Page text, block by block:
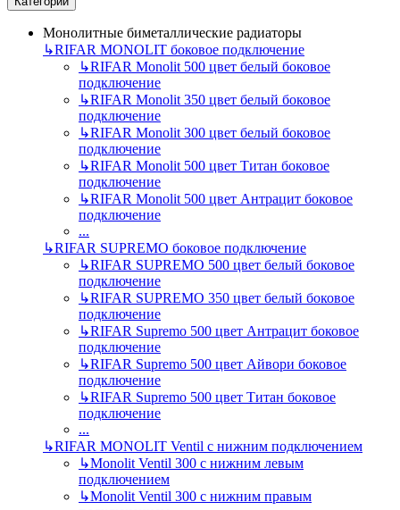
Монолитные биметаллические радиаторы
↳RIFAR MONOLIT боковое подключение
↳RIFAR Monolit 500 цвет белый боковое
подключение
↳RIFAR Monolit 350 цвет белый боковое
подключение
↳RIFAR Monolit 300 цвет белый боковое
подключение
↳RIFAR Monolit 500 цвет Титан боковое
подключение
↳RIFAR Monolit 500 цвет Антрацит боковое
подключение
...
↳RIFAR SUPREMO боковое подключение
↳RIFAR SUPREMO 500 цвет белый боковое
подключение
↳RIFAR SUPREMO 350 цвет белый боковое
подключение
↳RIFAR Supremo 500 цвет Антрацит боковое
подключение
↳RIFAR Supremo 500 цвет Айвори боковое
подключение
↳RIFAR Supremo 500 цвет Титан боковое
подключение
...
↳RIFAR MONOLIT Ventil с нижним подключением
↳Monolit Ventil 300 с нижним левым
подключением
↳Monolit Ventil 300 с нижним правым